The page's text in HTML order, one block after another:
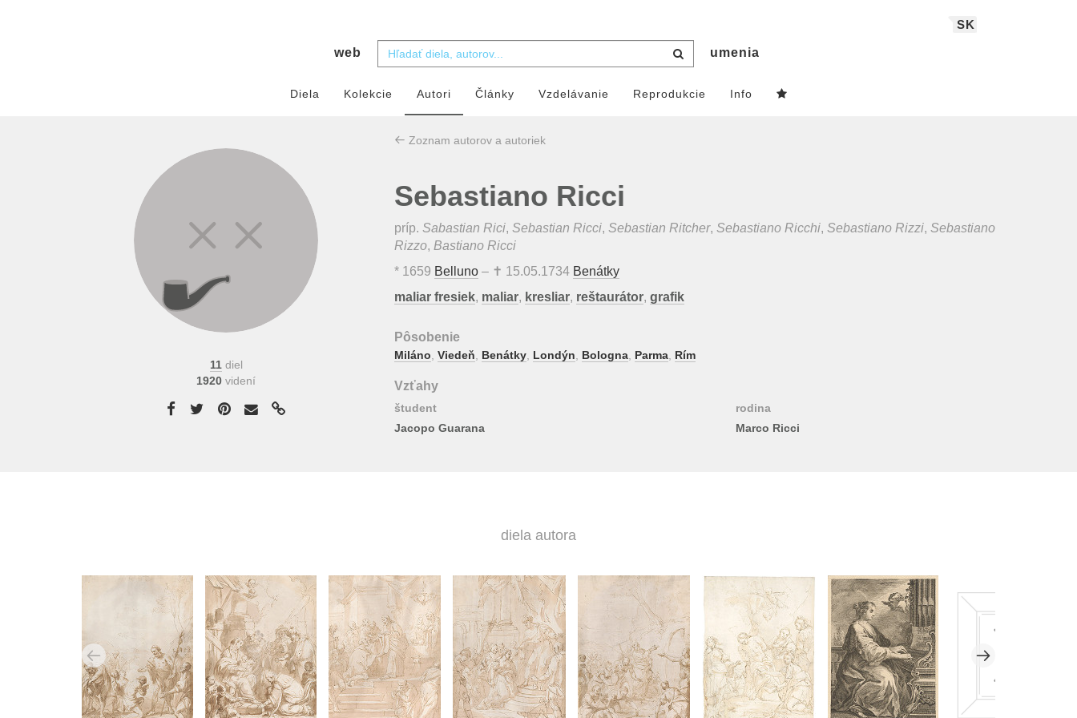
SK
web umenia
Diela Kolekcie Autori Články Vzdelávanie Reprodukcie Info
11diel
1920 videní
Zoznam autorov a autoriek
Sebastiano Ricci
príp. Sabastian Rici, Sebastian Ricci, Sebastian Ritcher, Sebastiano Ricchi, Sebastiano Rizzi, Sebastiano
Rizzo, Bastiano Ricci
* 1659 Belluno – ✝ 15.05.1734 Benátky
maliar fresiek, maliar, kresliar, reštaurátor, grafik
Pôsobenie
Miláno, Viedeň, Benátky, Londýn, Bologna, Parma, Rím
Vzťahy
študent
rodina
Jacopo Guarana
Marco Ricci
diela autora